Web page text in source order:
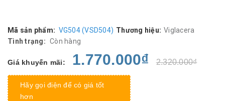
Mã sản phẩm: VG504 (VSD504) Thương hiệu: Viglacera
Tình trạng: Còn hàng
Giá khuyến mãi: 1.770.000₫ 2.320.000₫
Hãy gọi điện để có giá tốt
hơn